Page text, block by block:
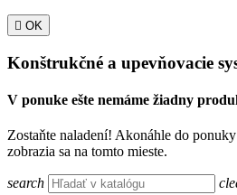
 OK
Konštrukčné a upevňovacie
V ponuke ešte nemáme žiadny
Zostaňte naladení! Akonáhle do
zobrazia sa na tomto mieste.
search